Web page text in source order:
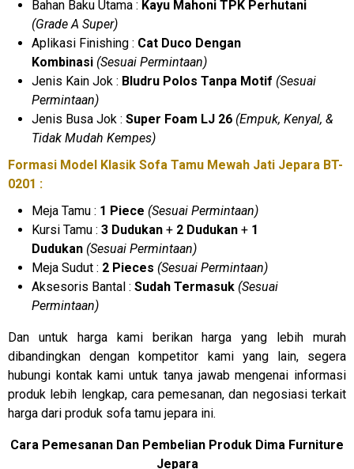
Bahan Baku Utama : Kayu Mahoni TPK Perhutani
(Grade A Super)
Aplikasi Finishing : Cat Duco Dengan
Kombinasi (Sesuai Permintaan)
Jenis Kain Jok : Bludru Polos Tanpa Motif (Sesuai
Permintaan)
Jenis Busa Jok : Super Foam LJ 26 (Empuk, Kenyal, &
Tidak Mudah Kempes)
Formasi Model Klasik Sofa Tamu Mewah Jati Jepara BT-
0201 :
Meja Tamu : 1 Piece (Sesuai Permintaan)
Kursi Tamu : 3 Dudukan + 2 Dudukan + 1
Dudukan (Sesuai Permintaan)
Meja Sudut : 2 Pieces (Sesuai Permintaan)
Aksesoris Bantal : Sudah Termasuk (Sesuai
Permintaan)
Dan untuk harga kami berikan harga yang lebih murah
dibandingkan dengan kompetitor kami yang lain, segera
hubungi kontak kami untuk tanya jawab mengenai informasi
produk lebih lengkap, cara pemesanan, dan negosiasi terkait
harga dari produk sofa tamu jepara ini.
Cara Pemesanan Dan Pembelian Produk Dima Furniture
Jepara